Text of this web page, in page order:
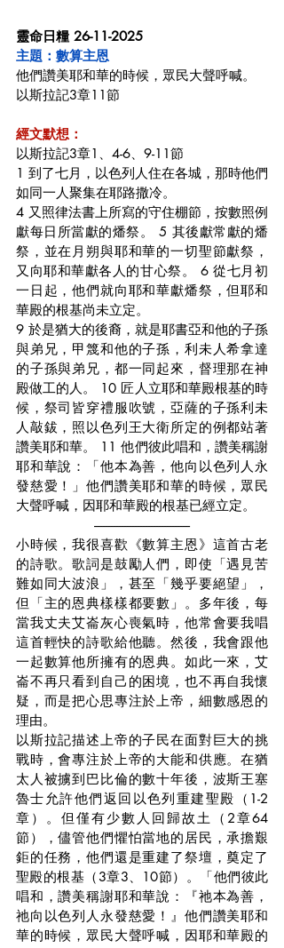
靈命日糧 26-11-2025
主題：數算主恩
他們讚美耶和華的時候，眾民大聲呼喊。
以斯拉記3章11節
經文默想：
以斯拉記3章1、4-6、9-11節
1 到了七月，以色列人住在各城，那時他們
如同一人聚集在耶路撒冷。
4 又照律法書上所寫的守住棚節，按數照例
獻每日所當獻的燔祭。 5 其後獻常獻的燔
祭，並在月朔與耶和華的一切聖節獻祭，
又向耶和華獻各人的甘心祭。 6 從七月初
一日起，他們就向耶和華獻燔祭，但耶和
華殿的根基尚未立定。
9 於是猶大的後裔，就是耶書亞和他的子孫
與弟兄，甲篾和他的子孫，利未人希拿達
的子孫與弟兄，都一同起來，督理那在神
殿做工的人。 10 匠人立耶和華殿根基的時
候，祭司皆穿禮服吹號，亞薩的子孫利未
人敲鈸，照以色列王大衛所定的例都站著
讚美耶和華。 11 他們彼此唱和，讚美稱謝
耶和華說：「他本為善，他向以色列人永
發慈愛！」他們讚美耶和華的時候，眾民
大聲呼喊，因耶和華殿的根基已經立定。
------------------------------------
小時候，我很喜歡《數算主恩》這首古老
的詩歌。歌詞是鼓勵人們，即使「遇見苦
難如同大波浪」，甚至「幾乎要絕望」，
但「主的恩典樣樣都要數」。多年後，每
當我丈夫艾崙灰心喪氣時，他常會要我唱
這首輕快的詩歌給他聽。然後，我會跟他
一起數算他所擁有的恩典。如此一來，艾
崙不再只看到自己的困境，也不再自我懷
疑，而是把心思專注於上帝，細數感恩的
理由。
以斯拉記描述上帝的子民在面對巨大的挑
戰時，會專注於上帝的大能和供應。在猶
太人被擄到巴比倫的數十年後，波斯王塞
魯士允許他們返回以色列重建聖殿（1-2
章）。但僅有少數人回歸故土（2章64
節），儘管他們懼怕當地的居民，承擔艱
鉅的任務，他們還是重建了祭壇，奠定了
聖殿的根基（3章3、10節）。「他們彼此
唱和，讚美稱謝耶和華說：『祂本為善，
祂向以色列人永發慈愛！』他們讚美耶和
華的時候，眾民大聲呼喊，因耶和華殿的